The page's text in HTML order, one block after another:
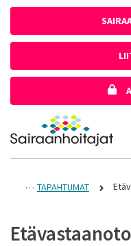
Etusivulle
TAPAHTUMAT